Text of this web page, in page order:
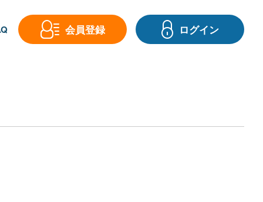
会員登録 ログイン